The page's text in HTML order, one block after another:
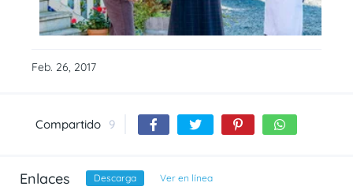
Feb. 26, 2017
Compartido 9
Enlaces Descarga Ver en línea